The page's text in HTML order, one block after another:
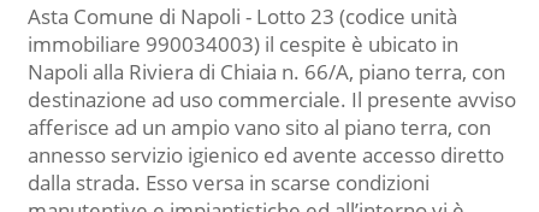
Asta Comune di Napoli - Lotto 23 (codice unità
immobiliare 990034003) il cespite è ubicato in
Napoli alla Riviera di Chiaia n. 66/A, piano terra, con
destinazione ad uso commerciale. Il presente avviso
afferisce ad un ampio vano sito al piano terra, con
annesso servizio igienico ed avente accesso diretto
dalla strada. Esso versa in scarse condizioni